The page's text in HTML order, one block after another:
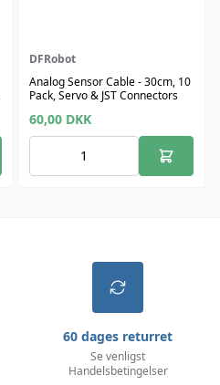
DFRobot
Analog Sensor Cable - 30cm, 10
Pack, Servo & JST Connectors
60,00 DKK
60 dages returret
Se venligst
Handelsbetingelser